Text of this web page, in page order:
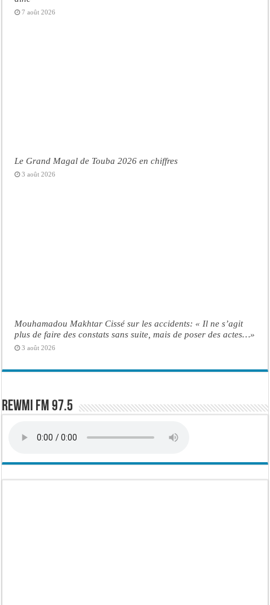
7 août 2026
Le Grand Magal de Touba 2026 en chiffres
3 août 2026
Mouhamadou Makhtar Cissé sur les accidents: « Il ne s’agit
plus de faire des constats sans suite, mais de poser des actes…»
3 août 2026
Rewmi FM 97.5